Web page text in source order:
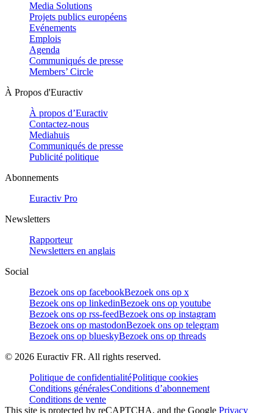
Media Solutions
Projets publics européens
Evénements
Emplois
Agenda
Communiqués de presse
Members’ Circle
À Propos d'Euractiv
À propos d’Euractiv
Contactez-nous
Mediahuis
Communiqués de presse
Publicité politique
Abonnements
Euractiv Pro
Newsletters
Rapporteur
Newsletters en anglais
Social
Bezoek ons op facebookBezoek ons op x
Bezoek ons op linkedinBezoek ons op youtube
Bezoek ons op rss-feedBezoek ons op instagram
Bezoek ons op mastodonBezoek ons op telegram
Bezoek ons op blueskyBezoek ons op threads
© 2026 Euractiv FR. All rights reserved.
Politique de confidentialitéPolitique cookies
Conditions généralesConditions d’abonnement
Conditions de vente
This site is protected by reCAPTCHA, and the Google Privacy